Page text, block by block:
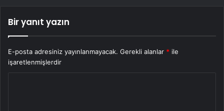
Bir yanıt yazın
E-posta adresiniz yayınlanmayacak. Gerekli alanlar * ile
işaretlenmişlerdir